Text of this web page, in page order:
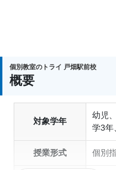
個別教室のトライ 戸畑駅前校
概要
対象学年
幼児
学3年
授業形式 個別